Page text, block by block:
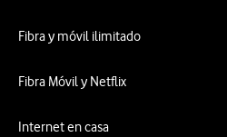
Fibra y móvil ilimitado
Fibra Móvil y Netflix
Internet en casa